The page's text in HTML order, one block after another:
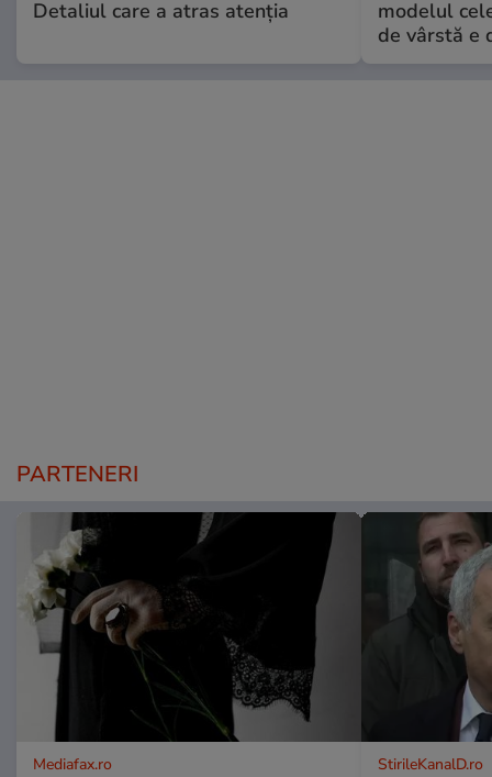
Detaliul care a atras atenția
modelul
de vârstă e
PARTENERI
Mediafax.ro StirileKanalD.ro